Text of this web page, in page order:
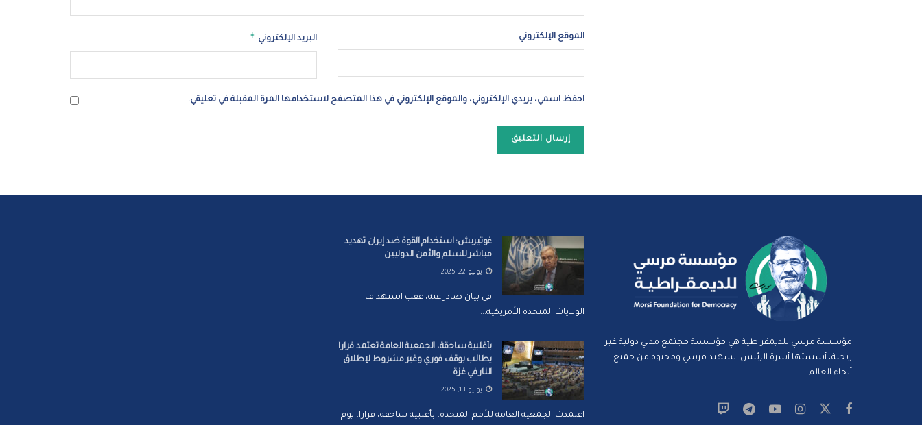
البريد الإلكتروني * الموقع الإلكتروني
احفظ اسمي، بريدي الإلكتروني، والموقع الإلكتروني في هذا المتصفح لاستخدامها المرة المقبلة في تعليقي.
مؤسسة مرسي للديمقراطية هي مؤسسة مجتمع مدني دولية غير
ربحية، أسستها أسرة الرئيس الشهيد مرسي ومحبوه من جميع
أنحاء العالم.
غوتيريش: استخدام القوة ضد إيران تهديد
مباشر للسلم والأمن الدوليين
يونيو 22, 2025
في بيان صادر عنه، عقب استهداف
الولايات المتحدة الأمريكية...
بأغلبية ساحقة، الجمعية العامة تعتمد قراراً
يطالب بوقف فوري وغير مشروط لإطلاق
النار في غزة
يونيو 13, 2025
اعتمدت الجمعية العامة للأمم المتحدة، بأغلبية ساحقة، قرارا، يوم